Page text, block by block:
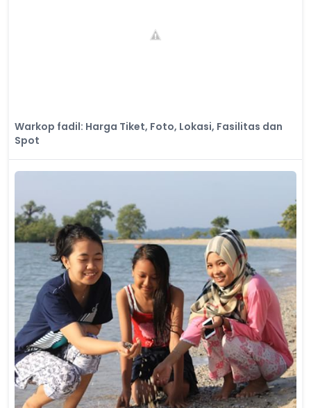
Warkop fadil: Harga Tiket, Foto, Lokasi, Fasilitas dan
Spot